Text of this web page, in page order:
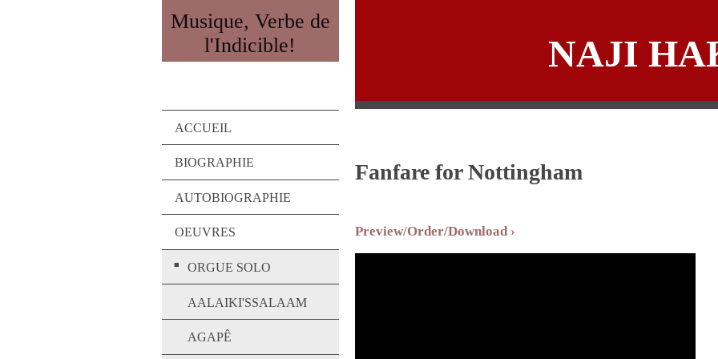
Musique, Verbe de
l'Indicible!
ACCUEIL
BIOGRAPHIE
AUTOBIOGRAPHIE
OEUVRES
ORGUE SOLO
AALAIKI'SSALAAM
AGAPÊ
NAJI
Fanfare for Nottingham
Preview/Order/Download